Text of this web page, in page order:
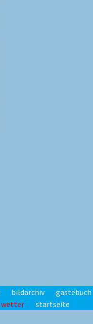
bildarchiv
gästebuch
wetter startseite